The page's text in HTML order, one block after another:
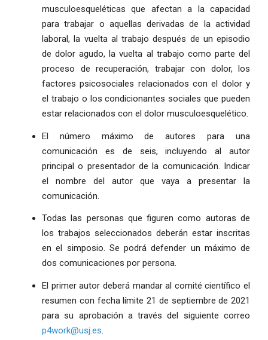
musculoesqueléticas que afectan a la capacidad
para trabajar o aquellas derivadas de la actividad
laboral, la vuelta al trabajo después de un episodio
de dolor agudo, la vuelta al trabajo como parte del
proceso de recuperación, trabajar con dolor, los
factores psicosociales relacionados con el dolor y
el trabajo o los condicionantes sociales que pueden
estar relacionados con el dolor musculoesquelético.
El número máximo de autores para una
comunicación es de seis, incluyendo al autor
principal o presentador de la comunicación. Indicar
el nombre del autor que vaya a presentar la
comunicación.
Todas las personas que figuren como autoras de
los trabajos seleccionados deberán estar inscritas
en el simposio. Se podrá defender un máximo de
dos comunicaciones por persona.
El primer autor deberá mandar al comité científico el
resumen con fecha límite 21 de septiembre de 2021
para su aprobación a través del siguiente correo
p4work@usj.es